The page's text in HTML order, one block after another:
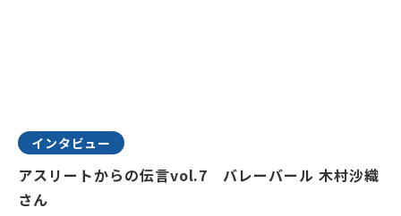
インタビュー
アスリートからの伝言vol.7 バレーバール 木村沙織
さん